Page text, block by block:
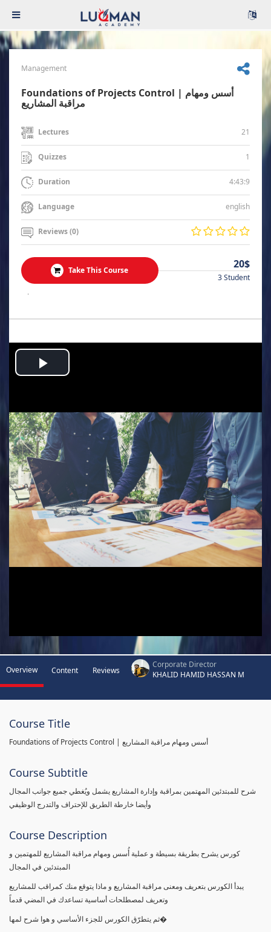
Management
Foundations of Projects Control | أسس ومهام
مراقبة المشاريع
Lectures 21
Quizzes 1
Duration 4:43:9
Language english
Reviews (0)
Take This Course 20$
3 Student
.
Play
Overview Content Reviews
Corporate Director
KHALID HAMID HASSAN M
Course Title
Foundations of Projects Control | أسس ومهام مراقبة المشاريع
Course Subtitle
شرح للمبتدئين المهتمين بمراقبة وإدارة المشاريع يشمل ويُغطي جميع جوانب المجال
وأيضا خارطة الطريق للإحتراف والتدرج الوظيفي
Course Description
كورس يشرح بطريقة بسيطة و عملية أُسس ومهام مراقبة المشاريع للمهتمين و
المبتدئين في المجال
يبدأ الكورس بتعريف ومعنى مراقبة المشاريع و ماذا يتوقع منك كمراقب للمشاريع
وتعريف لمصطلحات أساسية تساعدك في المضي قدماً
ثم يتطرّق الكورس للجزء الأساسي و هوا شرح لمها�